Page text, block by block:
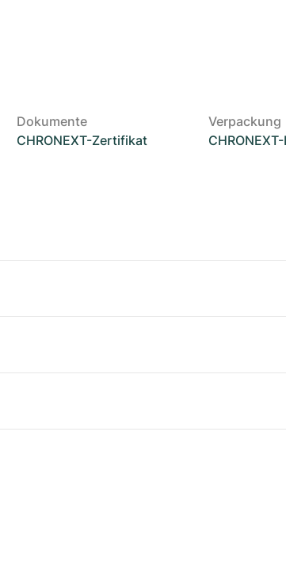
Dokumente
CHRONEXT-Zertifikat
Verpackung